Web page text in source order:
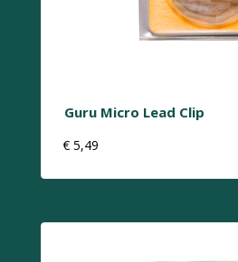
Guru Micro Lead Clip
€ 5,49